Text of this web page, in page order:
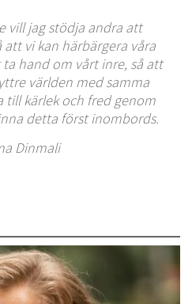
vill jag stödja andra att
vi kan härbärgera våra
hand om vårt inre, så att
världen med samma
till kärlek och fred genom
detta först inombords.
Dinmali